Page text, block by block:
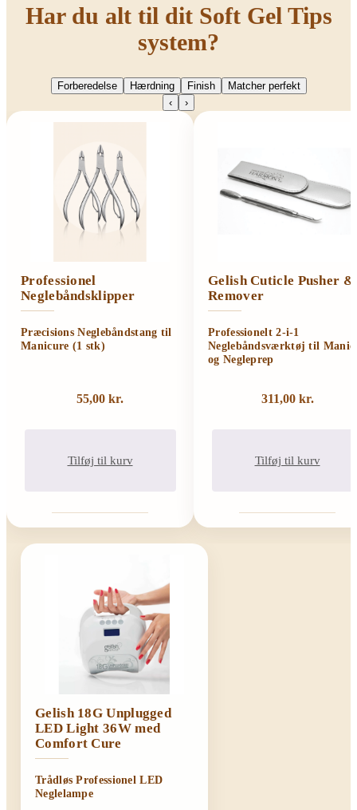
Har du alt til dit Soft Gel Tips
system?
Forberedelse Hærdning Finish
Matcher perfekt
‹
›
Professionel
Neglebåndsklipper
Præcisions Neglebåndstang til
Manicure (1 stk)
55,00 kr.
Tilføj til kurv
Gelish Cuticle Pusher &
Remover
Professionelt 2-i-1
Neglebåndsværktøj til
og Negleprep
311,00 kr.
Tilføj til kurv
Gelish 18G Unplugged
LED Light 36W med
Comfort Cure
Trådløs Professionel LED
Neglelampe